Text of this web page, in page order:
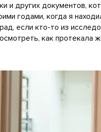
и других документов,
годами, когда я
если кто-то из
как протекала